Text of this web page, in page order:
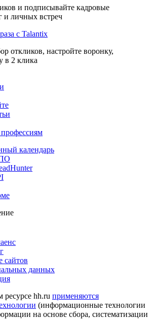
и подписывайте кадровые
и личных встреч
с Talantix
откликов, настройте воронку,
в 2 клика
календарь
сайтов
данных
hh.ru применяются
(информационные технологии
на основе сбора, систематизации